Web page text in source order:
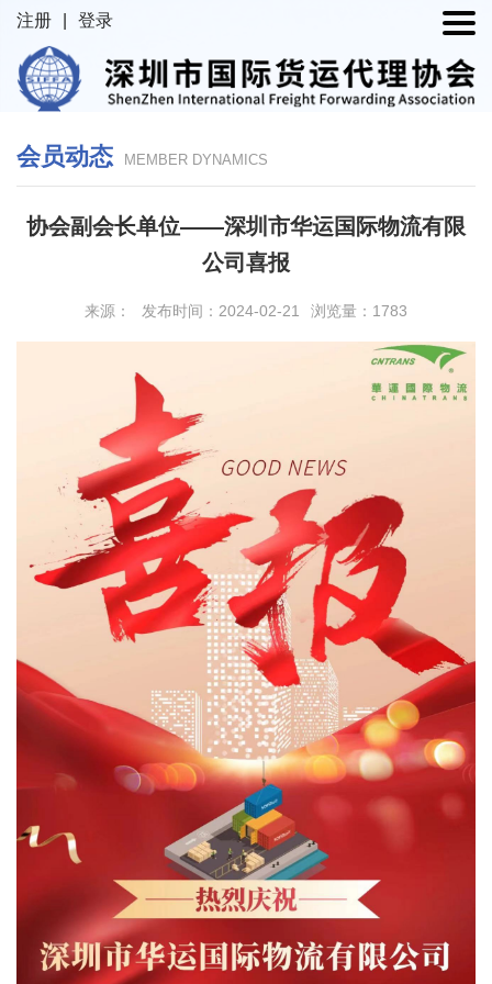
注册 登录
会员动态 MEMBER DYNAMICS
协会副会长单位——深圳市华运国际物流有限
公司喜报
来源： 发布时间：2024-02-21 浏览量：1783